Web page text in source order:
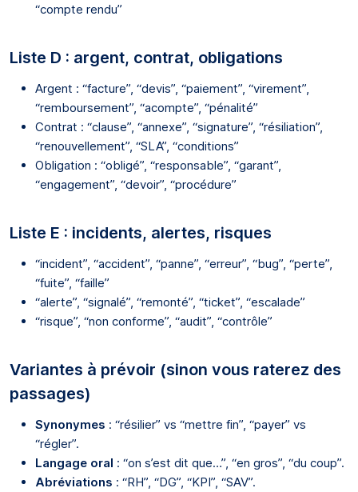
“compte rendu”
Liste D : argent, contrat, obligations
Argent : “facture”, “devis”, “paiement”, “virement”,
“remboursement”, “acompte”, “pénalité”
Contrat : “clause”, “annexe”, “signature”, “résiliation”,
“renouvellement”, “SLA”, “conditions”
Obligation : “obligé”, “responsable”, “garant”,
“engagement”, “devoir”, “procédure”
Liste E : incidents, alertes, risques
“incident”, “accident”, “panne”, “erreur”, “bug”, “perte”,
“fuite”, “faille”
“alerte”, “signalé”, “remonté”, “ticket”, “escalade”
“risque”, “non conforme”, “audit”, “contrôle”
Variantes à prévoir (sinon vous raterez des
passages)
Synonymes : “résilier” vs “mettre fin”, “payer” vs
“régler”.
Langage oral : “on s’est dit que…”, “en gros”, “du coup”.
Abréviations : “RH”, “DG”, “KPI”, “SAV”.